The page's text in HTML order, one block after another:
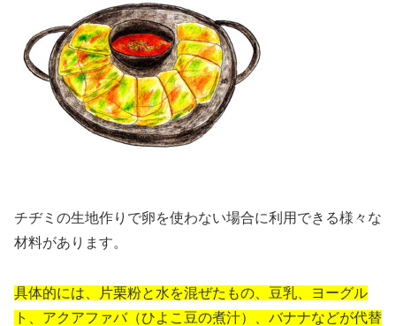
チヂミの生地作りで卵を使わない場合に利用できる様々な
材料があります。
具体的には、片栗粉と水を混ぜたもの、豆乳、ヨーグル
ト、アクアファバ（ひよこ豆の煮汁）、バナナなどが代替